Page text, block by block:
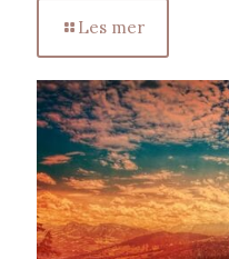
Les mer